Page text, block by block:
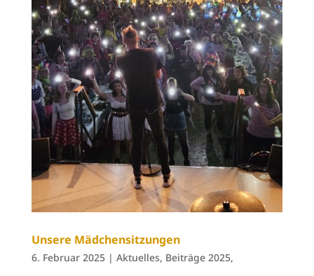
Unsere Mädchensitzungen
6. Februar 2025| Aktuelles, Beiträge 2025,